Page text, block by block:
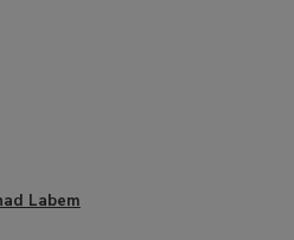
Labem